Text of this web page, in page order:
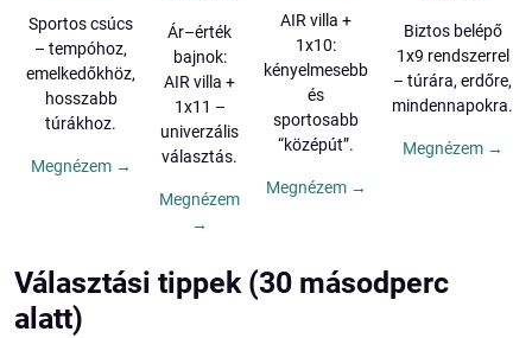
Sportos csúcs
– tempóhoz,
emelkedőkhöz,
hosszabb
túrákhoz.
Megnézem →
Ár–érték
bajnok:
AIR villa +
1x11 –
univerzális
választás.
Megnézem
→
AIR villa +
1x10:
kényelmesebb
és
sportosabb
“középút”.
Megnézem →
Biztos belépő
1x9 rendszerrel
– túrára, erdőre,
mindennapokra.
Megnézem →
Választási tippek (30 másodperc
alatt)